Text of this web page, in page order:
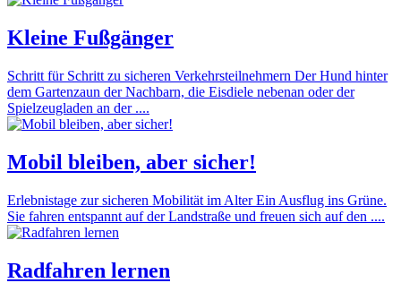
Kleine Fußgänger
Schritt für Schritt zu sicheren Verkehrsteilnehmern Der Hund hinter
dem Gartenzaun der Nachbarn, die Eisdiele nebenan oder der
Spielzeugladen an der ....
Mobil bleiben, aber sicher!
Erlebnistage zur sicheren Mobilität im Alter Ein Ausflug ins Grüne.
Sie fahren entspannt auf der Landstraße und freuen sich auf den ....
Radfahren lernen